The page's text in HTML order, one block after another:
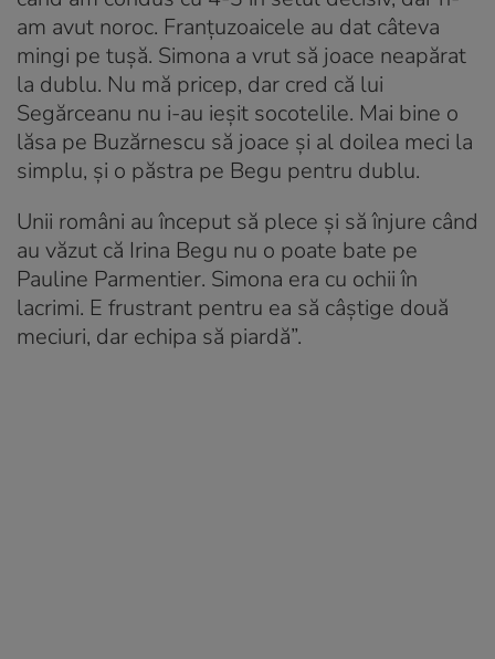
am avut noroc. Franțuzoaicele au dat câteva
mingi pe tușă. Simona a vrut să joace neapărat
la dublu. Nu mă pricep, dar cred că lui
Segărceanu nu i-au ieșit socotelile. Mai bine o
lăsa pe Buzărnescu să joace și al doilea meci la
simplu, și o păstra pe Begu pentru dublu.
Unii români au început să plece și să înjure când
au văzut că Irina Begu nu o poate bate pe
Pauline Parmentier. Simona era cu ochii în
lacrimi. E frustrant pentru ea să câștige două
meciuri, dar echipa să piardă”.